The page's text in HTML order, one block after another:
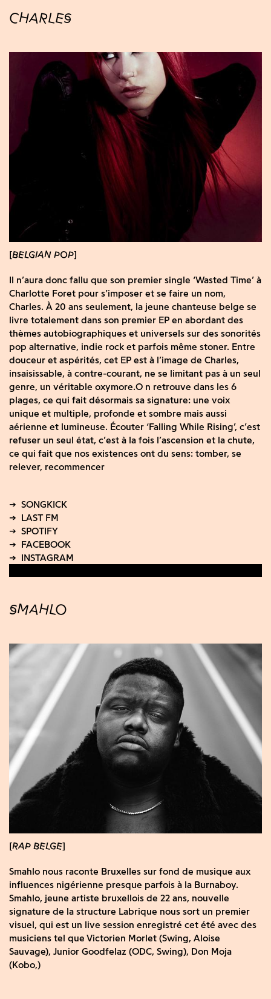
CHARLES
BELGIAN POP
Il n’aura donc fallu que son premier single ‘Wasted Time’ à
Charlotte Foret pour s’imposer et se faire un nom,
Charles. À 20 ans seulement, la jeune chanteuse belge se
livre totalement dans son premier EP en abordant des
thèmes autobiographiques et universels sur des sonorités
pop alternative, indie rock et parfois même stoner. Entre
douceur et aspérités, cet EP est à l’image de Charles,
insaisissable, à contre-courant, ne se limitant pas à un seul
genre, un véritable oxymore.O n retrouve dans les 6
plages, ce qui fait désormais sa signature: une voix
unique et multiple, profonde et sombre mais aussi
aérienne et lumineuse. Écouter ‘Falling While Rising’, c’est
refuser un seul état, c’est à la fois l’ascension et la chute,
ce qui fait que nos existences ont du sens: tomber, se
relever, recommencer
SMAHLO
RAP BELGE
Smahlo nous raconte Bruxelles sur fond de musique aux
influences nigérienne presque parfois à la Burnaboy.
Smahlo, jeune artiste bruxellois de 22 ans, nouvelle
signature de la structure Labrique nous sort un premier
visuel, qui est un live session enregistré cet été avec des
musiciens tel que Victorien Morlet (Swing, Aloise
Sauvage), Junior Goodfelaz (ODC, Swing), Don Moja
(Kobo,)